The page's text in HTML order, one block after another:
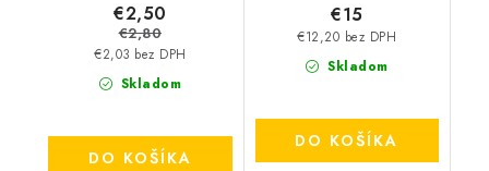
Skladom
€2,03 bez DPH
€2,50
€2,80
DO KOŠÍKA
Skladom
€12,20 bez DPH
€15
DO KOŠÍKA